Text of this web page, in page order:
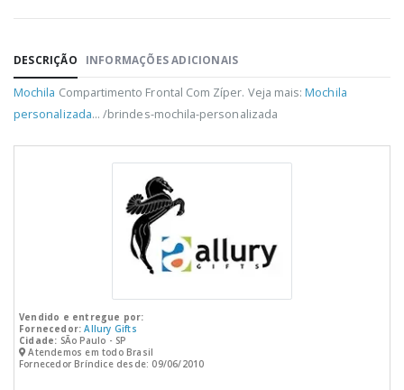
DESCRIÇÃO INFORMAÇÕES ADICIONAIS
Mochila Compartimento Frontal Com Zíper. Veja mais:Mochila
personalizada... /brindes-mochila-personalizada
Vendido e entregue por:
Fornecedor: Allury Gifts
Cidade: SÃo Paulo - SP
Atendemos em todo Brasil
Fornecedor Bríndice desde: 09/06/2010